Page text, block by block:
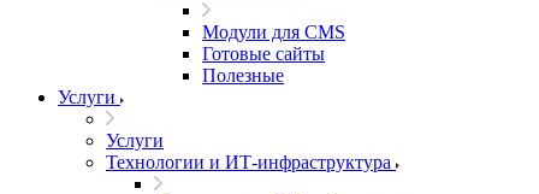
Модули для CMS
Готовые сайты
Полезные
Услуги
Услуги
Технологии и ИТ-инфраструктура